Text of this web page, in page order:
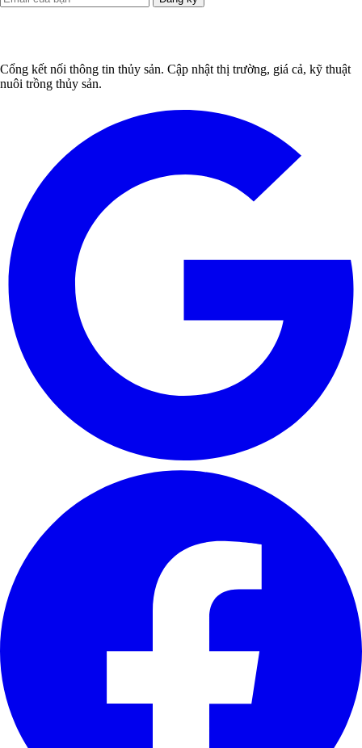
Cổng kết nối thông tin thủy sản. Cập nhật thị trường, giá cả, kỹ thuật
nuôi trồng thủy sản.